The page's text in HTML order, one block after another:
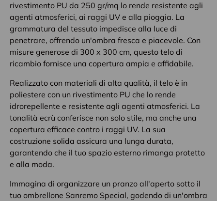
rivestimento PU da 250 gr/mq lo rende resistente agli
agenti atmosferici, ai raggi UV e alla pioggia. La
grammatura del tessuto impedisce alla luce di
penetrare, offrendo un'ombra fresca e piacevole. Con
misure generose di 300 x 300 cm, questo telo di
ricambio fornisce una copertura ampia e affidabile.
Realizzato con materiali di alta qualità, il telo è in
poliestere con un rivestimento PU che lo rende
idrorepellente e resistente agli agenti atmosferici. La
tonalità ecrù conferisce non solo stile, ma anche una
copertura efficace contro i raggi UV. La sua
costruzione solida assicura una lunga durata,
garantendo che il tuo spazio esterno rimanga protetto
e alla moda.
Immagina di organizzare un pranzo all'aperto sotto il
tuo ombrellone Sanremo Special, godendo di un'ombra